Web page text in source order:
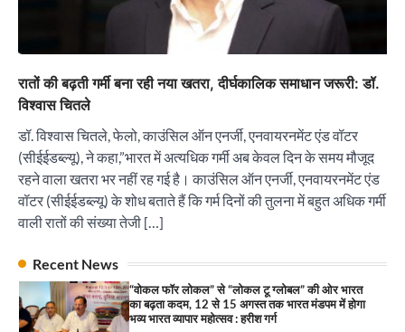
रातों की बढ़ती गर्मी बना रही नया खतरा, दीर्घकालिक समाधान जरूरी: डॉ.
विश्वास चितले
डॉ. विश्वास चितले, फेलो, काउंसिल ऑन एनर्जी, एनवायरनमेंट एंड वॉटर
(सीईईडब्ल्यू), ने कहा,”भारत में अत्यधिक गर्मी अब केवल दिन के समय मौजूद
रहने वाला खतरा भर नहीं रह गई है। काउंसिल ऑन एनर्जी, एनवायरनमेंट एंड
वॉटर (सीईईडब्ल्यू) के शोध बताते हैं कि गर्म दिनों की तुलना में बहुत अधिक गर्मी
वाली रातों की संख्या तेजी […]
Recent News
सोलर एनर्जी वेंडर्स एसोसिएशन (सेवा) ने पंजाब में सौर
परियोजनाओं की बाधाओं को दूर करने के लिए पीएसपीसीएल
और एमएनआरई के उच्च अधिकारियों से की मुलाकात
4
सबूत : एच.एस. लक्की
City uday August 6, 2026
इंडियन नेशनल थियेटर द्वारा 9 अगस्त को होगा ‘वर्षा ऋतु
संगीत संध्या 2026’ का आयोजन
“वोकल फॉर लोकल” से “लोकल टू ग्लोबल” की ओर भारत
का बढ़ता कदम, 12 से 15 अगस्त तक भारत मंडपम में होगा
भव्य भारत व्यापार महोत्सव : हरीश गर्ग
2
पारस हेल्थ पंचकूला ने ‘तिरंगा यात्रा 2025’ का हरियाणा से
आयाम
City uday August 13, 2025